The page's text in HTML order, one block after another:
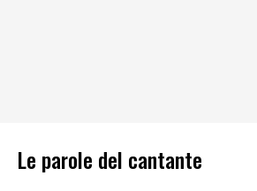
Le parole del cantante